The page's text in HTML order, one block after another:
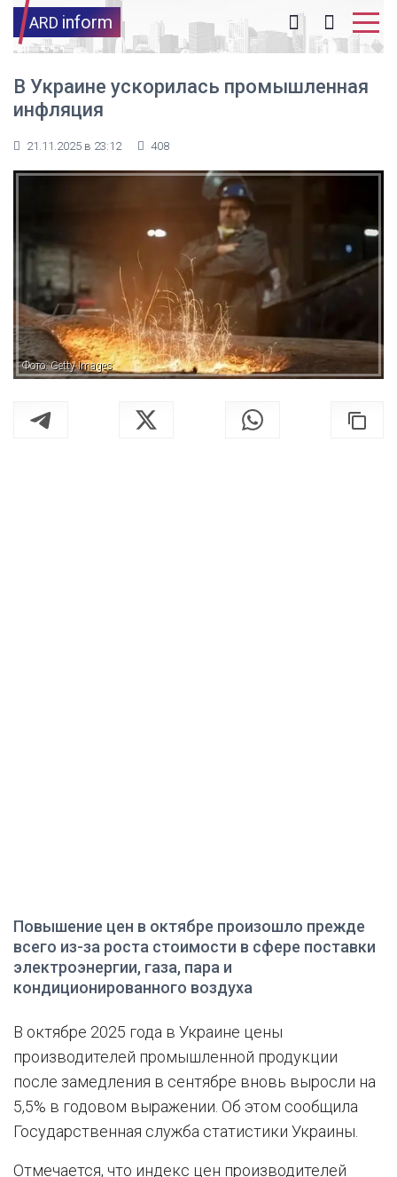
ARD inform
В Украине ускорилась промышленная
инфляция
21.11.2025 в 23:12 408
Фото: Getty Images
Повышение цен в октябре произошло прежде
всего из-за роста стоимости в сфере поставки
электроэнергии, газа, пара и
кондиционированного воздуха
В октябре 2025 года в Украине цены
производителей промышленной продукции
после замедления в сентябре вновь выросли на
5,5% в годовом выражении. Об этом сообщила
Государственная служба статистики Украины.
Отмечается, что индекс цен производителей